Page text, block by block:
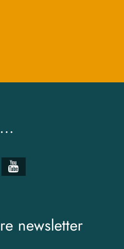
newsletter